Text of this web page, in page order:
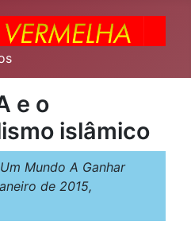
e o
islâmico
Mundo A Ganhar
de 2015,